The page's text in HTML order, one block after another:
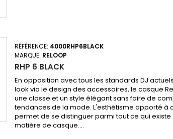
RÉFÉRENCE: 4000RHP6BLACK
MARQUE: RELOOP
RHP 6 BLACK
En opposition avec tous les standards DJ
look via le design des accessoires, le casque
une classe et un style élégant sans faire de
tendances de la mode. L'esthétisme apporté à
permet de se distinguer parmi tout ce qui
matière de casque....